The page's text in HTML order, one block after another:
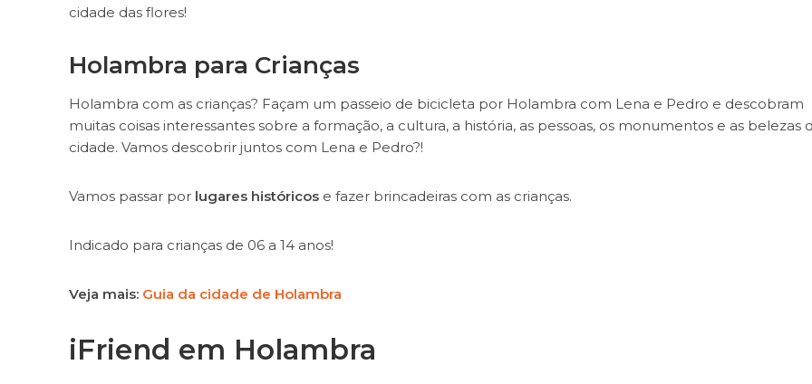
cidade das flores!
Holambra para Crianças
Holambra com as crianças? Façam um passeio de bicicleta por Holambra com Lena e Pedro e descobram
muitas coisas interessantes sobre a formação, a cultura, a história, as pessoas, os monumentos e as belezas
cidade. Vamos descobrir juntos com Lena e Pedro?!
Vamos passar por lugares históricose fazer brincadeiras com as crianças.
Indicado para crianças de 06 a 14 anos!
Veja mais: Guia da cidade de Holambra
iFriend em Holambra